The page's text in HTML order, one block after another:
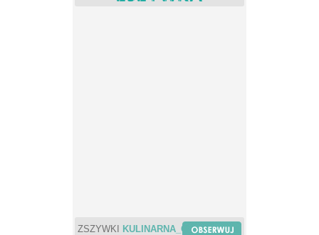
ZSZYWKI KULINARNA_CHWILA